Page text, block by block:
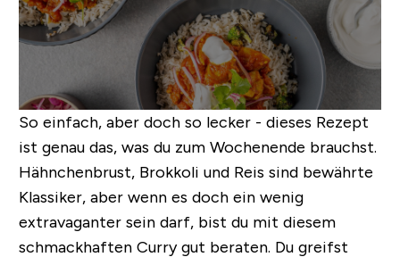
So einfach, aber doch so lecker - dieses Rezept
ist genau das, was du zum Wochenende brauchst.
Hähnchenbrust, Brokkoli und Reis sind bewährte
Klassiker, aber wenn es doch ein wenig
extravaganter sein darf, bist du mit diesem
schmackhaften Curry gut beraten. Du greifst